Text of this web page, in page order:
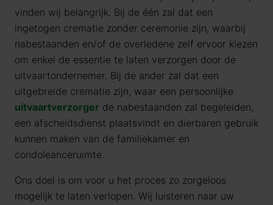
vinden wij belangrijk. Bij de één zal dat een
ingetogen crematie zonder ceremonie zijn, waarbij
nabestaanden en/of de overledene zelf ervoor kiezen
om enkel de essentie te laten verzorgen door de
uitvaartondernemer. Bij de ander zal dat een
uitgebreide crematie zijn, waar een persoonlijke
uitvaartverzorger de nabestaanden zal begeleiden,
een afscheidsdienst plaatsvindt en dierbaren gebruik
kunnen maken van de familiekamer en
condoleanceruimte.
Ons doel is om voor u het proces zo zorgeloos
mogelijk te laten verlopen. Wij luisteren naar uw